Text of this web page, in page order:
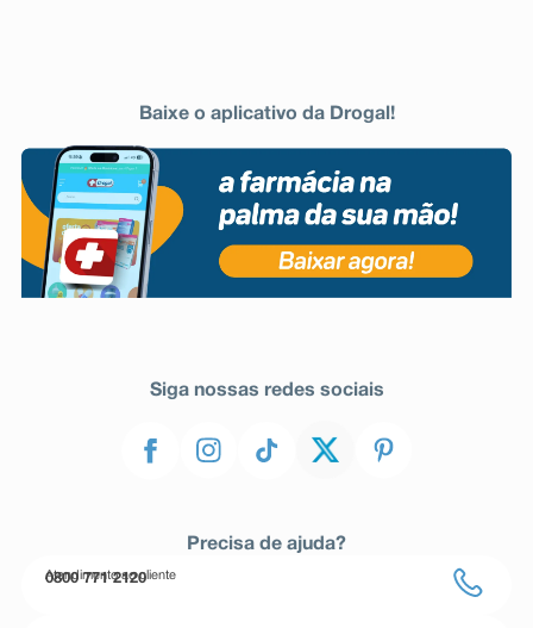
Baixe o aplicativo da Drogal!
Siga nossas redes sociais
Precisa de ajuda?
Atendimento ao cliente
0800 771 2120